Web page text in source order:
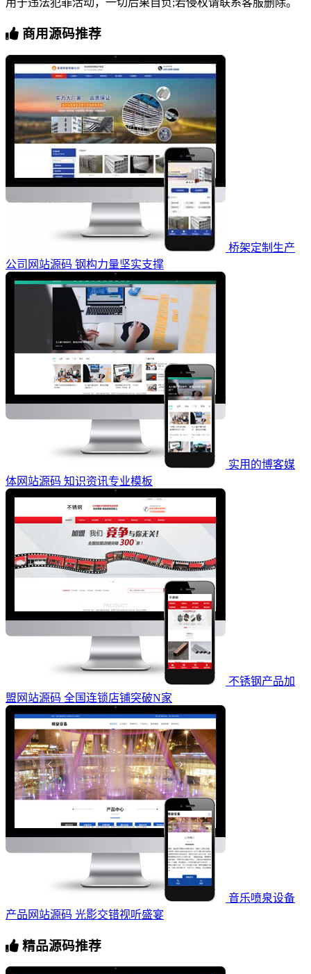
用于违法犯罪活动，一切后果自负;若侵权请联系客服删除。
商用源码推荐
桥架定制生产
公司网站源码 钢构力量坚实支撑
实用的博客媒
体网站源码 知识资讯专业模板
不锈钢产品加
盟网站源码 全国连锁店铺突破N家
音乐喷泉设备
产品网站源码 光影交错视听盛宴
精品源码推荐